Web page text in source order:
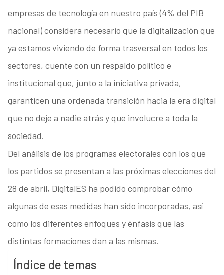
empresas de tecnología en nuestro país (4% del PIB
nacional) considera necesario que la digitalización que
ya estamos viviendo de forma trasversal en todos los
sectores, cuente con un respaldo político e
institucional que, junto a la iniciativa privada,
garanticen una ordenada transición hacia la era digital
que no deje a nadie atrás y que involucre a toda la
sociedad.
Del análisis de los programas electorales con los que
los partidos se presentan a las próximas elecciones del
28 de abril, DigitalES ha podido comprobar cómo
algunas de esas medidas han sido incorporadas, así
como los diferentes enfoques y énfasis que las
distintas formaciones dan a las mismas.
Índice de temas